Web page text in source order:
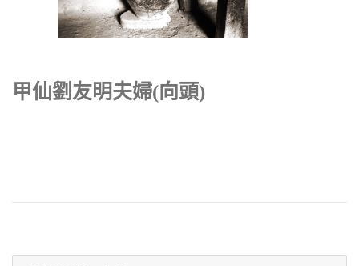
甲仙劉友明夫婦(向頭)